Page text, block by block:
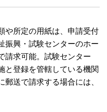
や所定の用紙は、申請受付
振興・試験センターのホー
請求可能。試験センター
と登録を管轄している機関
送で請求する場合には、